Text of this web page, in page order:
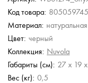
Сумка с
регулируемой
13 230 руб.
18 900 руб.
Сумка с
регулируемой
13 230 руб.
18 900 руб.
Код товара:
Материал:
Цвет: черный
Коллекция: Nuvola
Габариты (см): 27 x 19 x
Вес (кг): 0,5